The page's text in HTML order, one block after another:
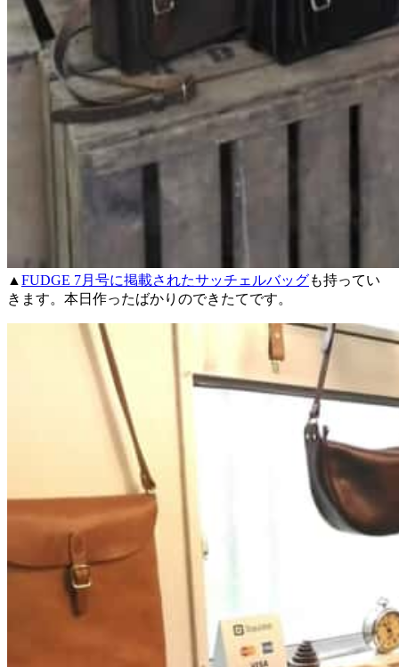
▲ FUDGE 7月号に掲載されたサッチェルバッグも持ってい
きます。本日作ったばかりのできたてです。